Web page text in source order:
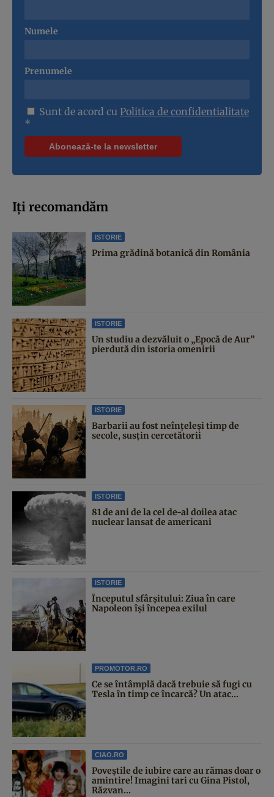
Numele
Prenumele
Sunt de acord cu Politica de confidentialitate
*
Iți recomandăm
ISTORIE
Prima grădină botanică din România
ISTORIE
Un studiu a dezvăluit o „Epocă de Aur”
pierdută din istoria omenirii
ISTORIE
Barbarii au fost neînțeleși timp de
secole, susțin cercetătorii
ISTORIE
81 de ani de la cel de-al doilea atac
nuclear lansat de americani
ISTORIE
Începutul sfârşitului: Ziua în care
Napoleon îşi începea exilul
PROMOTOR.RO
Ce se întâmplă dacă trebuie să fugi cu
Tesla în timp ce încarcă? Un atac...
CIAO.RO
Poveştile de iubire care au rămas doar o
amintire! Imagini tari cu Gina Pistol,
Răzvan...